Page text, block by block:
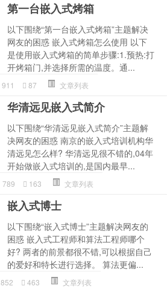
第一台嵌入式烤箱
以下围绕“第一台嵌入式烤箱”主题解决
网友的困惑 嵌入式烤箱怎么使用 以下
是使用嵌入式烤箱的简单步骤:1.预热:打
开烤箱门,并选择所需的温度。通...
911 87 文章列表
华清远见嵌入式简介
以下围绕“华清远见嵌入式简介”主题解
决网友的困惑 南京的嵌入式培训机构华
清远见怎么样? 华清远见很不错的,04年
开始做嵌入式培训的,是国内最早...
789 163 文章列表
嵌入式博士
以下围绕“嵌入式博士”主题解决网友的
困惑 嵌入式工程师和算法工程师哪个
好? 两者的前景都很不错,可以根据自己
的爱好和特长进行选择。 算法更偏...
852 463 文章列表